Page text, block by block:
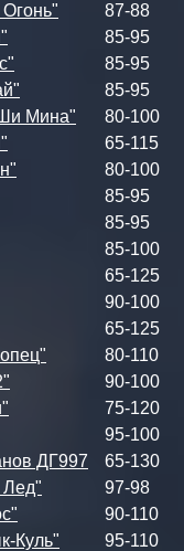
87-88
85-95
85-95
85-95
Мина"
80-100
65-115
80-100
85-95
85-95
85-100
65-125
90-100
65-125
80-110
90-100
75-120
95-100
ДГ997
65-130
97-98
90-110
Куль"
95-110